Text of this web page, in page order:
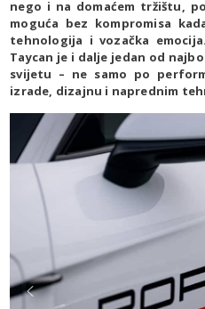
nego i na domaćem tržištu,
moguća bez kompromisa
tehnologija i vozačka
Taycan je i dalje jedan od
svijetu – ne samo po
izrade, dizajnu i naprednim